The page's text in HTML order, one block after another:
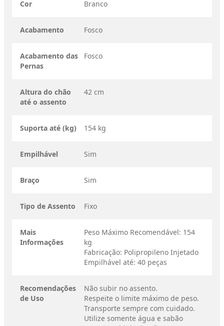
Cor Branco
Acabamento Fosco
Acabamento das
Pernas
Fosco
Altura do chão
até o assento
42 cm
Suporta até (kg) 154 kg
Empilhável Sim
Braço Sim
Tipo de Assento Fixo
Mais
Informações
Peso Máximo Recomendável: 154
kg
Fabricação: Polipropileno Injetado
Empilhável até: 40 peças
Recomendações
de Uso
Não subir no assento.
Respeite o limite máximo de peso.
Transporte sempre com cuidado.
Utilize somente água e sabão